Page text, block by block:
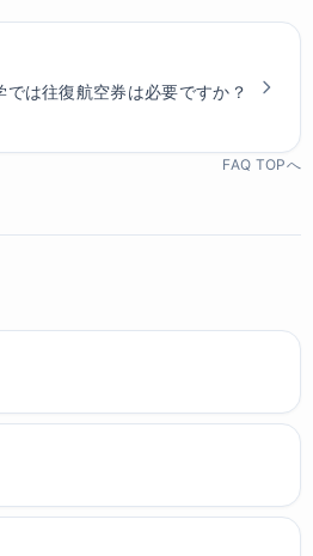
は往復航空券は必要ですか？
FAQ TOPへ